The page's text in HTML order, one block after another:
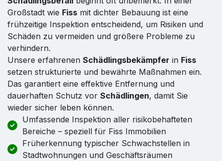
Großstadt wie Fiss mit dichter Bebauung ist eine
frühzeitige Inspektion entscheidend, um Risiken und
Schäden zu vermeiden und größere Probleme zu
verhindern.
Unsere erfahrenen Schädlingsbekämpfer in Fiss
setzen strukturierte und bewährte Maßnahmen ein.
Das garantiert eine effektive Entfernung und
dauerhaften Schutz vor Schädlingen, damit Sie
wieder sicher leben können.
Umfassende Inspektion aller risikobehafteten
Bereiche – speziell für Fiss Immobilien
Früherkennung typischer Schwachstellen in
Stadtwohnungen und Geschäftsräumen